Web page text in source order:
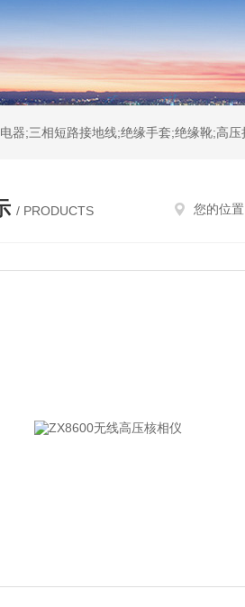
器;三相短路接地线;绝缘手套;绝缘靴;高压
/ PRODUCTS 您的位置